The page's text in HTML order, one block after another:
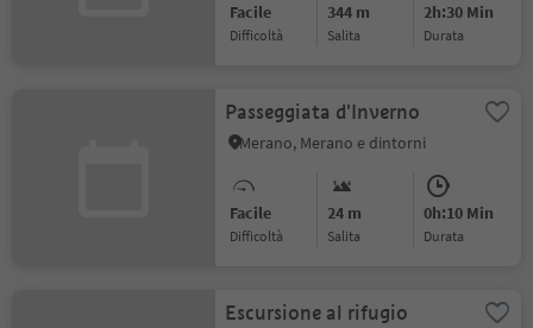
Facile
Difficoltà
344 m
Salita
2h:30 Min
durata
Passeggiata d'Inverno
Merano, Merano e dintorni
Facile
Difficoltà
24 m
Salita
0h:10 Min
durata
Escursione al rifugio